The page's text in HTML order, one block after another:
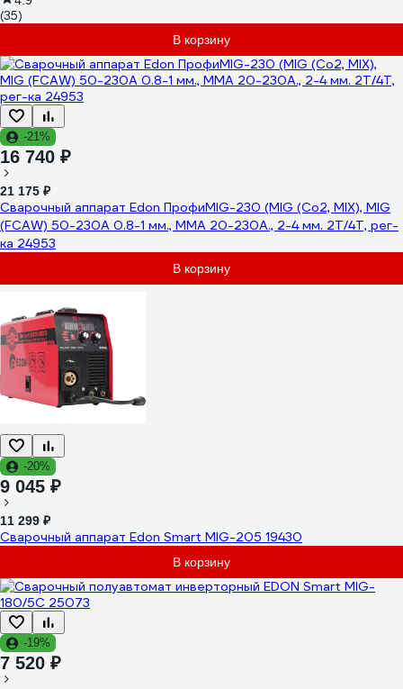
(35)
В корзину
-21%
16 740 ₽
21 175 ₽
Сварочный аппарат Edon ПрофиMIG-230 (MIG (Co2, MIX), MIG
(FCAW) 50-230A 0.8-1 мм., MMA 20-230A., 2-4 мм. 2T/4T, рег-
ка 24953
В корзину
-20%
9 045 ₽
11 299 ₽
Сварочный аппарат Edon Smart MIG-205 19430
В корзину
-19%
7 520 ₽